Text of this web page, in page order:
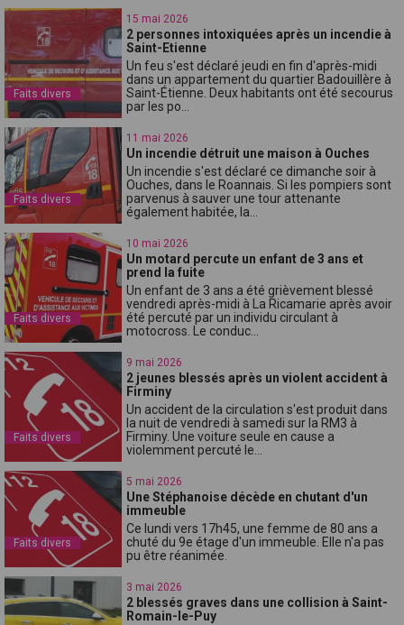
Faits divers
15 mai 2026
2 personnes intoxiquées après un incendie à
Saint-Etienne
Un feu s'est déclaré jeudi en fin d'après-midi
dans un appartement du quartier Badouillère à
Saint-Étienne. Deux habitants ont été secourus
par les po...
Faits divers
11 mai 2026
Un incendie détruit une maison à Ouches
Un incendie s'est déclaré ce dimanche soir à
Ouches, dans le Roannais. Si les pompiers sont
parvenus à sauver une tour attenante
également habitée, la...
Faits divers
10 mai 2026
Un motard percute un enfant de 3 ans et
prend la fuite
Un enfant de 3 ans a été grièvement blessé
vendredi après-midi à La Ricamarie après avoir
été percuté par un individu circulant à
motocross. Le conduc...
Faits divers
9 mai 2026
2 jeunes blessés après un violent accident à
Firminy
Un accident de la circulation s'est produit dans
la nuit de vendredi à samedi sur la RM3 à
Firminy. Une voiture seule en cause a
violemment percuté le...
Faits divers
5 mai 2026
Une Stéphanoise décède en chutant d'un
immeuble
Ce lundi vers 17h45, une femme de 80 ans a
chuté du 9e étage d'un immeuble. Elle n'a pas
pu être réanimée.
3 mai 2026
2 blessés graves dans une collision à Saint-
Romain-le-Puy